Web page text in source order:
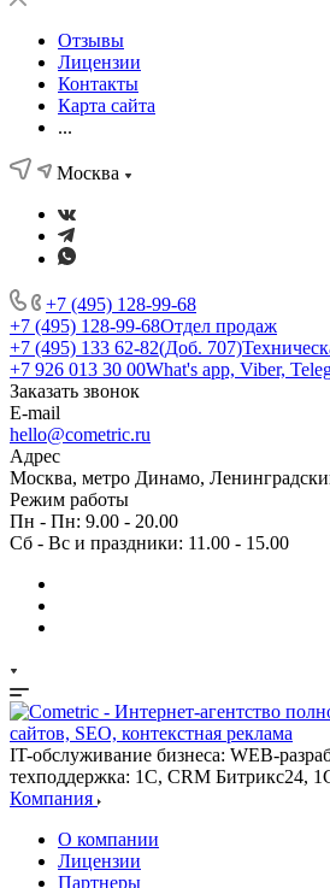
Отзывы
Лицензии
Контакты
Карта сайта
...
Москва
+7 (495) 128-99-68
+7 (495) 128-99-68Отдел продаж
+7 (495) 133 62-82(Доб. 707)
+7 926 013 30 00What's app, Viber,
Заказать звонок
E-mail
hello@cometric.ru
Адрес
Москва, метро Динамо,
Режим работы
Пн - Пн: 9.00 - 20.00
Сб - Вс и праздники: 11.00 - 15.00
IT-обслуживание бизнеса: WEB-
техподдержка: 1С, CRM Битрикс24,
Компания
О компании
Лицензии
Партнеры